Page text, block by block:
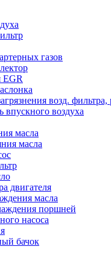
газов
EGR
возд. фильтра,
впускного воздуха
масла
масла
двигателя
масла
поршней
насоса
бачок